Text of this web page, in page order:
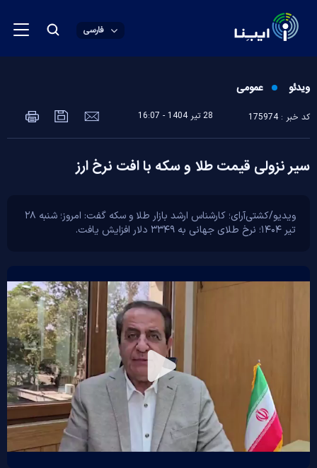
فارسی
ویدئو عمومی
کد خبر : 175974 28 تير 1404 - 16:07
سیر نزولی قیمت طلا و سکه با افت نرخ ارز
ویدیو/کشتی‌آرای؛ کارشناس ارشد بازار طلا و سکه گفت: امروز؛ شنبه ۲۸
تیر ۱۴۰۴؛ نرخ طلای جهانی به ۳۳۴۹ دلار افزایش یافت.
Play
Video